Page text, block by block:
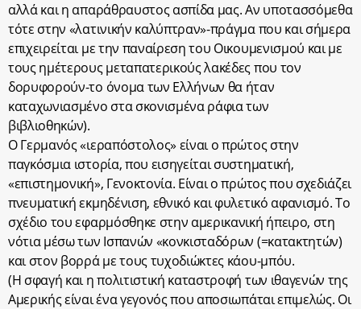
αλλά και η απαράθραυστος ασπίδα μας. Αν υποτασσόμεθα
τότε στην «λατινικήν καλύπτραν»-πράγμα που και σήμερα
επιχειρείται με την παναίρεση του Οικουμενισμού και με
τους ημέτερους μεταπατερικούς λακέδες που τον
δορυφορούν-το όνομα των Ελλήνων θα ήταν
καταχωνιασμένο στα σκονισμένα ράφια των
βιβλιοθηκών).
Ο Γερμανός «ιεραπόστολος» είναι ο πρώτος στην
παγκόσμια ιστορία, που εισηγείται συστηματική,
«επιστημονική», Γενοκτονία. Είναι ο πρώτος που σχεδιάζει
πνευματική εκμηδένιση, εθνικό και φυλετικό αφανισμό. Το
σχέδιο του εφαρμόσθηκε στην αμερικανική ήπειρο, στη
νότια μέσω των Ισπανών «κονκισταδόρων (=κατακτητών)
και στον βορρά με τους τυχοδιώκτες κάου-μπόυ.
(Η σφαγή και η πολιτιστική καταστροφή των ιθαγενών της
Αμερικής είναι ένα γεγονός που αποσιωπάται επιμελώς. Οι